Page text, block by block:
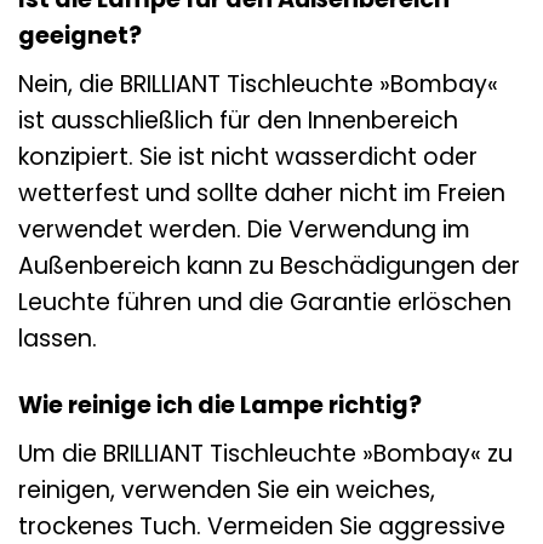
geeignet?
Nein, die BRILLIANT Tischleuchte »Bombay«
ist ausschließlich für den Innenbereich
konzipiert. Sie ist nicht wasserdicht oder
wetterfest und sollte daher nicht im Freien
verwendet werden. Die Verwendung im
Außenbereich kann zu Beschädigungen der
Leuchte führen und die Garantie erlöschen
lassen.
Wie reinige ich die Lampe richtig?
Um die BRILLIANT Tischleuchte »Bombay« zu
reinigen, verwenden Sie ein weiches,
trockenes Tuch. Vermeiden Sie aggressive